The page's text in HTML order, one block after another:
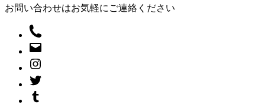
お問い合わせはお気軽にご連絡ください